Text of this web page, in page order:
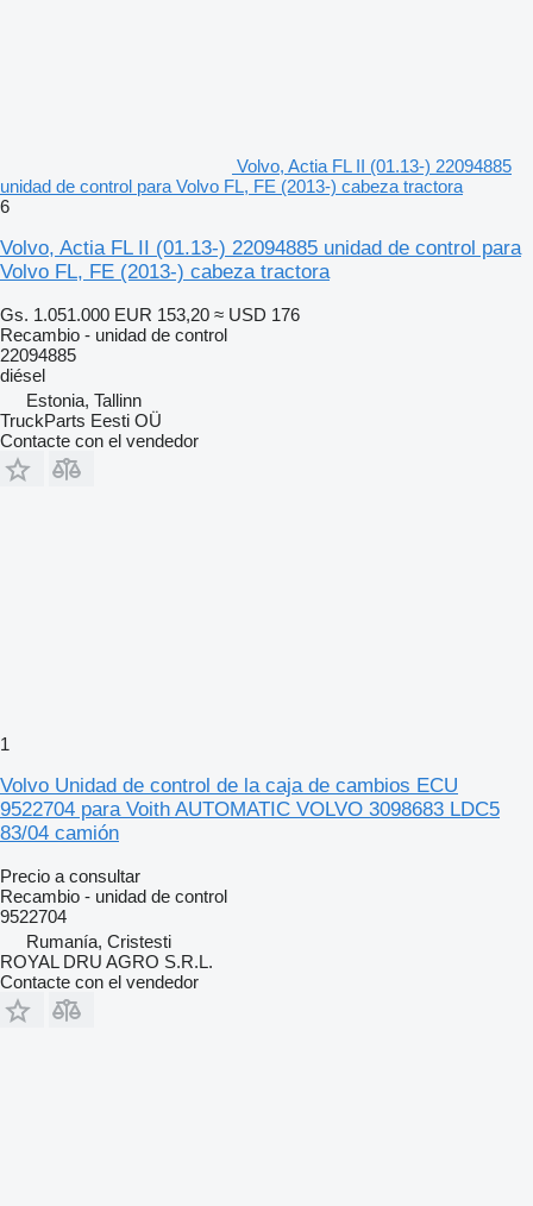
Volvo, Actia FL II (01.13-) 22094885
unidad de control para Volvo FL, FE (2013-) cabeza tractora
6
Volvo, Actia FL II (01.13-) 22094885 unidad de control para
Volvo FL, FE (2013-) cabeza tractora
Gs. 1.051.000 EUR 153,20 ≈ USD 176
Recambio - unidad de control
22094885
diésel
Estonia, Tallinn
TruckParts Eesti OÜ
Contacte con el vendedor
1
Volvo Unidad de control de la caja de cambios ECU
9522704 para Voith AUTOMATIC VOLVO 3098683 LDC5
83/04 camión
Precio a consultar
Recambio - unidad de control
9522704
Rumanía, Cristesti
ROYAL DRU AGRO S.R.L.
Contacte con el vendedor